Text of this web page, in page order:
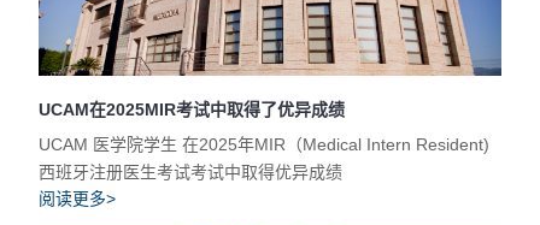
UCAM在2025MIR考试中取得了优异成绩
UCAM 医学院学生 在2025年MIR（Medical Intern Resident)
西班牙注册医生考试考试中取得优异成绩
阅读更多>